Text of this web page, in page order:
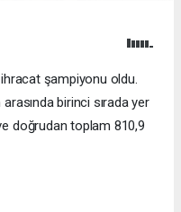
ihracat şampiyonu oldu.
birinci sırada yer
doğrudan toplam 810,9